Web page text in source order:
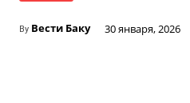
By Вести Баку 30 января, 2026